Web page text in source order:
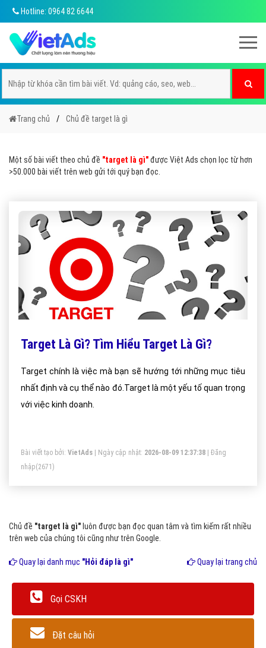
Hotline: 0964 82 6644
Trang chủ Chủ đề target là gì
Một số bài viết theo chủ đề "target là gì"được Việt Ads chọn lọc từ hơn
>50.000 bài viết trên web gửi tới quý bạn đọc.
Target Là Gì? Tìm Hiểu Target Là Gì?
Target chính là việc mà bạn sẽ hướng tới những mục tiêu
nhất định và cụ thể nào đó.Target là một yếu tố quan trọng
với việc kinh doanh.
Bài viết tạo bởi: VietAds | Ngày cập nhật: 2026-08-09 12:37:38
Đăng
nhập(2671)
Chủ đề "target là gì" luôn được bạn đọc quan tâm và tìm kiếm rất nhiều
trên web của chúng tôi cũng như trên Google.
Quay lại danh mục "Hỏi đáp là gì" Quay lại trang chủ
Gọi CSKH
Đặt câu hỏi